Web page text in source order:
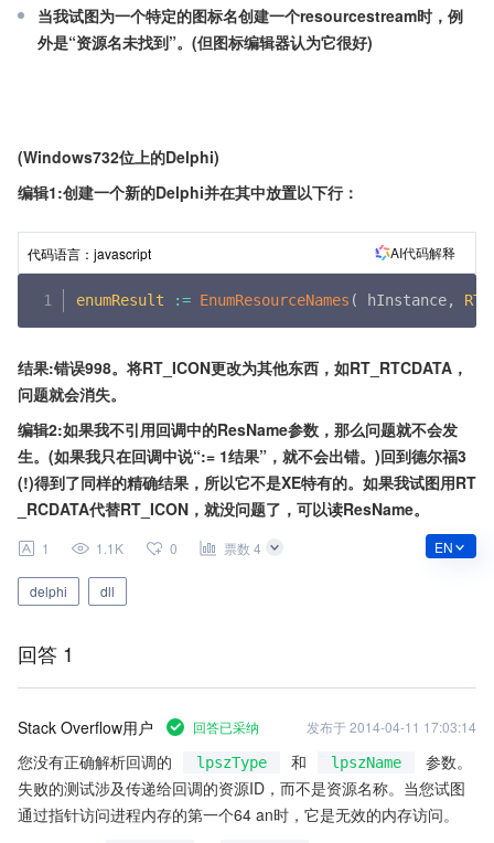
当我试图为一个特定的图标名创建一个resourcestream时，例
外是“资源名未找到”。(但图标编辑器认为它很好)
(Windows732位上的Delphi)
编辑1:创建一个新的Delphi并在其中放置以下行：
代码语言： javascript AI代码解释
enumResult := EnumResourceNames ( hInstance,
结果:错误998。将RT_ICON更改为其他东西，如RT_RTCDATA，
问题就会消失。
编辑2:如果我不引用回调中的ResName参数，那么问题就不会发
生。(如果我只在回调中说“:= 1结果”，就不会出错。)回到德尔福3
(!)得到了同样的精确结果，所以它不是XE特有的。如果我试图用RT
_RCDATA代替RT_ICON，就没问题了，可以读ResName。
1 1.1K 0 票数 4 EN
delphi dll
回答 1
Stack Overflow用户 回答已采纳 发布于2014-04-11 17:03:14
您没有正确解析回调的 lpszType 和 lpszName
参数。
失败的测试涉及传递给回调的资源ID，而不是资源名称。当您试图
通过指针访问进程内存的第一个64 an时，它是无效的内存访问。